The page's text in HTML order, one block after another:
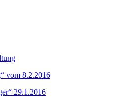
vom 8.2.2016
29.1.2016